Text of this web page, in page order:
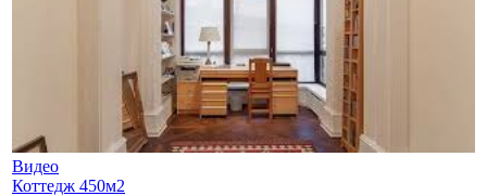
Видео
Коттедж 450м2